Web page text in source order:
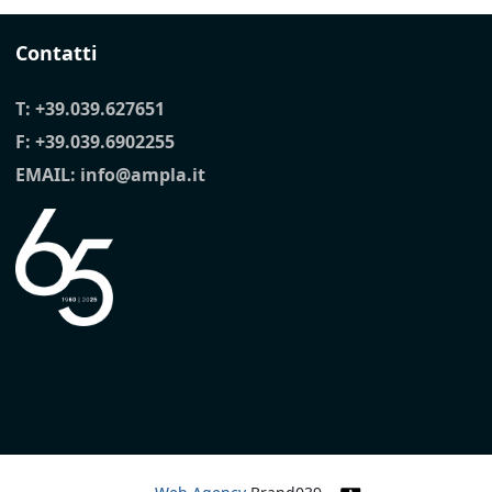
Contatti
T: +39.039.627651
F: +39.039.6902255
EMAIL: info@ampla.it